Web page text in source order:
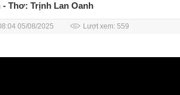
- Thơ: Trịnh Lan Oanh
05/08/2025 Lượt xem: 559